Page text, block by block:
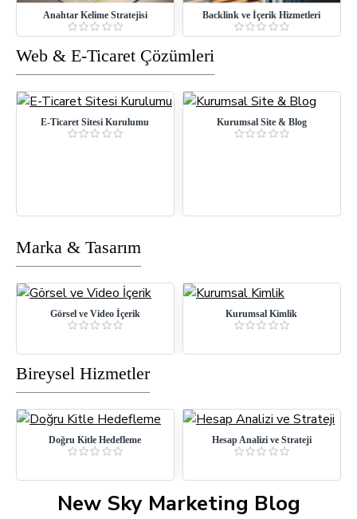
Anahtar Kelime Stratejisi Backlink ve İçerik Hizmetleri
Web & E-Ticaret Çözümleri
E-Ticaret Sitesi Kurulumu Kurumsal Site & Blog
Marka & Tasarım
Görsel ve Video İçerik Kurumsal Kimlik
Bireysel Hizmetler
Doğru Kitle Hedefleme Hesap Analizi ve Strateji
New Sky Marketing Blog